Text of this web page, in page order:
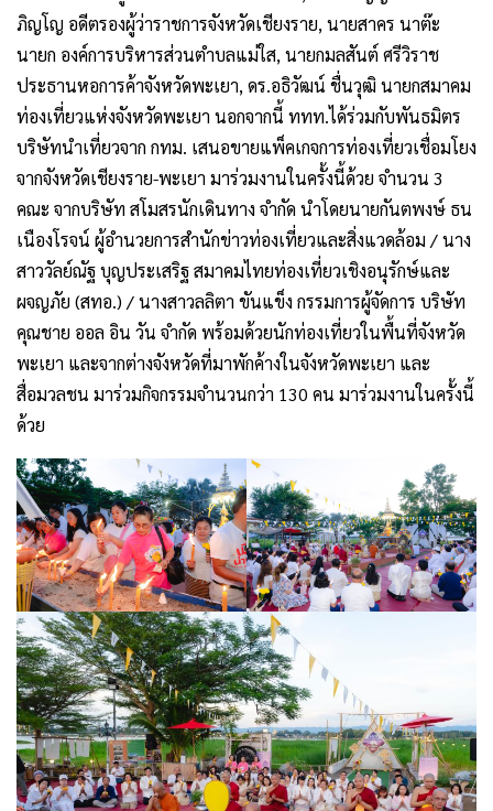
ภิญโญ อดีตรองผู้ว่าราชการจังหวัดเชียงราย, นายสาคร นาต๊ะ
นายก องค์การบริหารส่วนตำบลแม่ใส, นายกมลสันต์ ศรีวิราช
ประธานหอการค้าจังหวัดพะเยา, ดร.อธิวัฒน์ ชื่นวุฒิ นายกสมาคม
ท่องเที่ยวแห่งจังหวัดพะเยา นอกจากนี้ ททท.ได้ร่วมกับพันธมิตร
บริษัทนำเที่ยวจาก กทม. เสนอขายแพ็คเกจการท่องเที่ยวเชื่อมโยง
จากจังหวัดเชียงราย-พะเยา มาร่วมงานในครั้งนี้ด้วย จำนวน 3
คณะ จากบริษัท สโมสรนักเดินทาง จำกัด นำโดยนายกันตพงษ์ ธน
เนืองโรจน์ ผู้อำนวยการสำนักข่าวท่องเที่ยวและสิ่งแวดล้อม / นาง
สาววัลย์ณัฐ บุญประเสริฐ สมาคมไทยท่องเที่ยวเชิงอนุรักษ์และ
ผจญภัย (สทอ.) / นางสาวลลิตา ขันแข็ง กรรมการผู้จัดการ บริษัท
คุณชาย ออล อิน วัน จำกัด พร้อมด้วยนักท่องเที่ยวในพื้นที่จังหวัด
พะเยา และจากต่างจังหวัดที่มาพักค้างในจังหวัดพะเยา และ
สื่อมวลชน มาร่วมกิจกรรมจำนวนกว่า 130 คน มาร่วมงานในครั้งนี้
ด้วย